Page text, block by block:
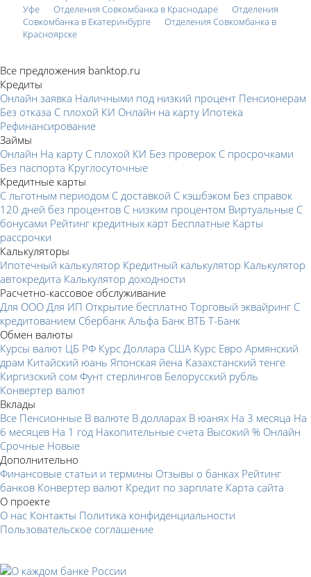
Уфе
Отделения Совкомбанка в Краснодаре
Отделения
Совкомбанка в Екатеринбурге
Отделения Совкомбанка в
Красноярске
Все предложения banktop.ru
Кредиты
Онлайн заявка Наличными под низкий процент Пенсионерам
Без отказа С плохой КИ Онлайн на карту Ипотека
Рефинансирование
Займы
Онлайн На карту С плохой КИ Без проверок С просрочками
Без паспорта Круглосуточные
Кредитные карты
С льготным периодом С доставкой С кэшбэком Без справок
120 дней без процентов С низким процентом Виртуальные С
бонусами Рейтинг кредитных карт Бесплатные Карты
рассрочки
Калькуляторы
Ипотечный калькулятор Кредитный калькулятор Калькулятор
автокредита Калькулятор доходности
Расчетно-кассовое обслуживание
Для ООО Для ИП Открытие бесплатно Торговый эквайринг С
кредитованием Сбербанк Альфа Банк ВТБ Т-Банк
Обмен валюты
Курсы валют ЦБ РФ Курс Доллара США Курс Евро Армянский
драм Китайский юань Японская йена Казахстанский тенге
Киргизский сом Фунт стерлингов Белорусский рубль
Конвертер валют
Вклады
Все Пенсионные В валюте В долларах В юанях На 3 месяца На
6 месяцев На 1 год Накопительные счета Высокий % Онлайн
Срочные Новые
Дополнительно
Финансовые статьи и термины Отзывы о банках Рейтинг
банков Конвертер валют Кредит по зарплате Карта сайта
О проекте
О нас Контакты Политика конфиденциальности
Пользовательское соглашение